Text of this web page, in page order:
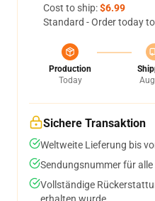
Cost to ship:$6.99
Standard - Order today
Production
Today
Sichere Transaktion
Weltweite Lieferung bis
Sendungsnummer für
Vollständige